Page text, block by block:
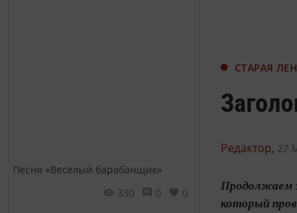
Песня «Веселый барабанщик»
330
0 0
СТАРАЯ
Редактор, 27
Продолжаем
который